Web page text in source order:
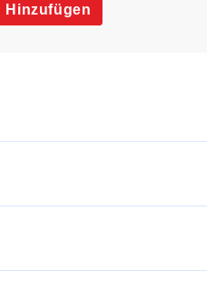
Hinzufügen